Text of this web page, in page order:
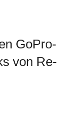
GoPro-
von Re-